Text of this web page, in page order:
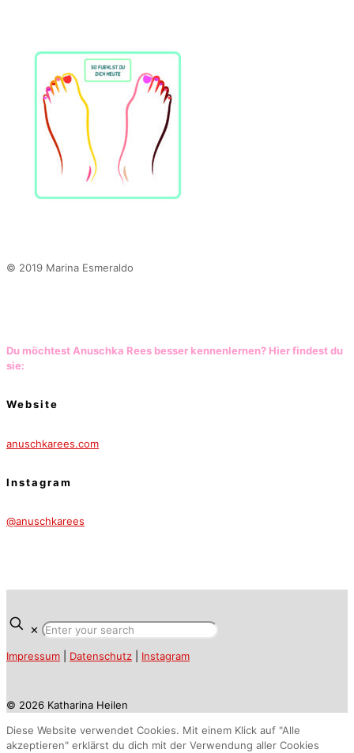
© 2019 Marina Esmeraldo
Du möchtest Anuschka Rees besser kennenlernen? Hier findest du
sie:
Website
anuschkarees.com
Instagram
@anuschkarees
✕
Impressum Datenschutz Instagram
© 2026 Katharina Heilen
Diese Website verwendet Cookies. Mit einem Klick auf "Alle
akzeptieren" erklärst du dich mit der Verwendung aller Cookies